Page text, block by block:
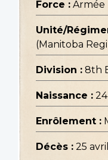
Force : Armée
Unité/
(Manitoba
Division : 8th
Naissance :
Enrôlement :
Décès : 25